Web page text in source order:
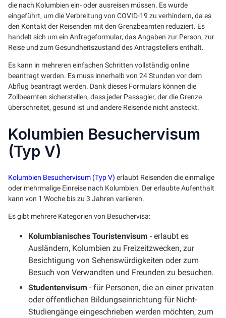
die nach Kolumbien ein- oder ausreisen müssen. Es wurde
eingeführt, um die Verbreitung von COVID-19 zu verhindern, da es
den Kontakt der Reisenden mit den Grenzbeamten reduziert. Es
handelt sich um ein Anfrageformular, das Angaben zur Person, zur
Reise und zum Gesundheitszustand des Antragstellers enthält.
Es kann in mehreren einfachen Schritten vollständig online
beantragt werden. Es muss innerhalb von 24 Stunden vor dem
Abflug beantragt werden. Dank dieses Formulars können die
Zollbeamten sicherstellen, dass jeder Passagier, der die Grenze
überschreitet, gesund ist und andere Reisende nicht ansteckt.
Kolumbien Besuchervisum
(Typ V)
Kolumbien Besuchervisum (Typ V) erlaubt Reisenden die einmalige
oder mehrmalige Einreise nach Kolumbien. Der erlaubte Aufenthalt
kann von 1 Woche bis zu 3 Jahren variieren.
Es gibt mehrere Kategorien von Besuchervisa:
Kolumbianisches Touristenvisum - erlaubt es
Ausländern, Kolumbien zu Freizeitzwecken, zur
Besichtigung von Sehenswürdigkeiten oder zum
Besuch von Verwandten und Freunden zu besuchen.
Studentenvisum - für Personen, die an einer privaten
oder öffentlichen Bildungseinrichtung für Nicht-
Studiengänge eingeschrieben werden möchten, zum